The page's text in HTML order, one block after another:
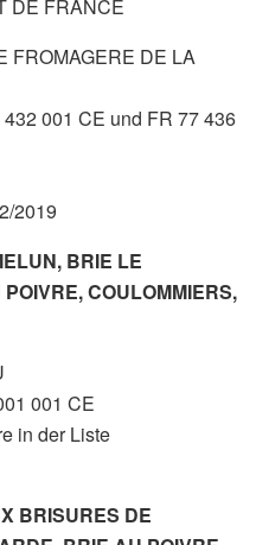
DE FRANCE
FROMAGERE DE LA
001 CE und FR 77 436
2019
BRIE LE
COULOMMIERS,
001 CE
in der Liste
BRISURES DE